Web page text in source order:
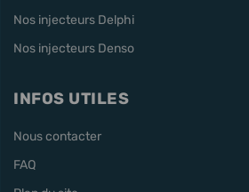
Nos injecteurs Delphi
Nos injecteurs Denso
INFOS UTILES
Nous contacter
FAQ